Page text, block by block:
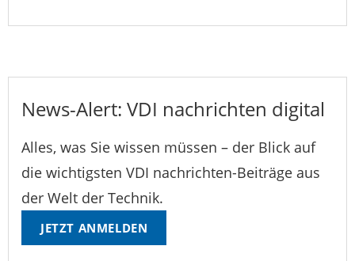
News-Alert: VDI nachrichten digital
Alles, was Sie wissen müssen – der Blick auf
die wichtigsten VDI nachrichten-Beiträge aus
der Welt der Technik.
JETZT ANMELDEN